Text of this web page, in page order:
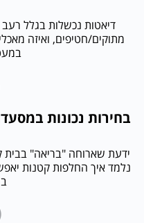
דיאטות נכשלות בגלל
מתוקים/חטיפים, ואיזה
בחירות נכונות
נלמד איך החלפות קטנות